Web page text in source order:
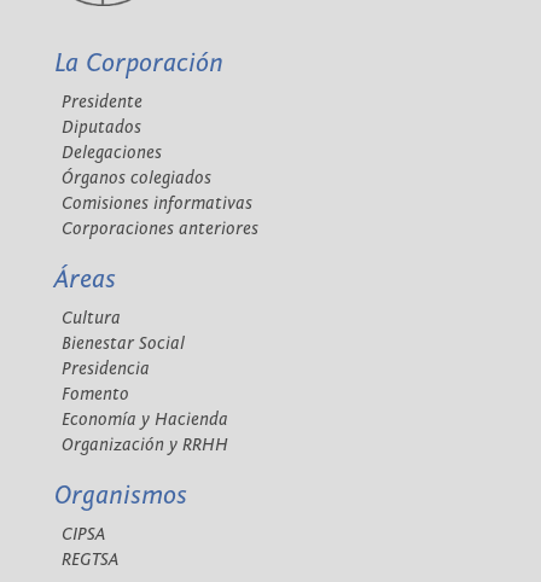
La Corporación
Presidente
Diputados
Delegaciones
Órganos colegiados
Comisiones informativas
Corporaciones anteriores
Áreas
Cultura
Bienestar Social
Presidencia
Fomento
Economía y Hacienda
Organización y RRHH
Organismos
CIPSA
REGTSA